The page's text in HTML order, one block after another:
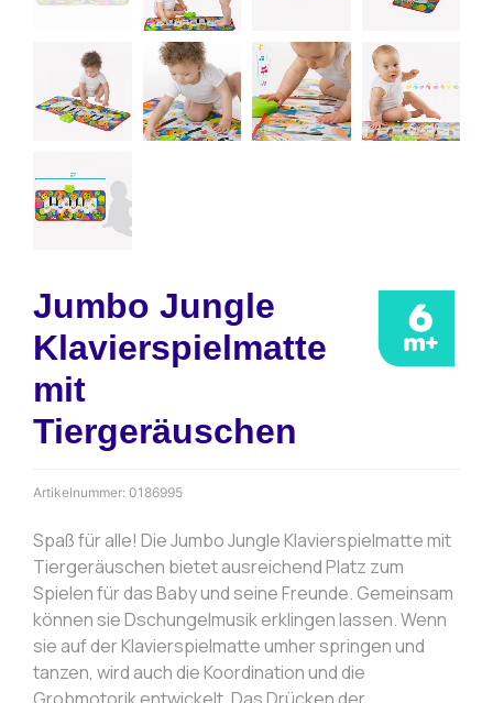
Jumbo Jungle
Klavierspielmatte
mit
Tiergeräuschen
Artikelnummer: 0186995
Spaß für alle! Die Jumbo Jungle Klavierspielmatte mit
Tiergeräuschen bietet ausreichend Platz zum
Spielen für das Baby und seine Freunde. Gemeinsam
können sie Dschungelmusik erklingen lassen. Wenn
sie auf der Klavierspielmatte umher springen und
tanzen, wird auch die Koordination und die